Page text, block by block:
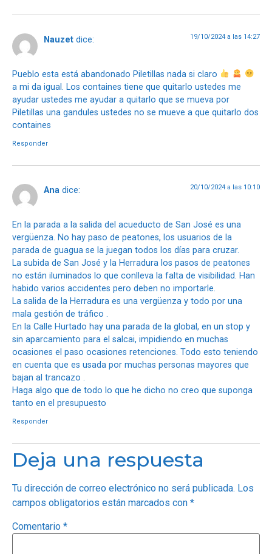
Nauzet dice: 19/10/2024 a las 14:27
Pueblo esta está abandonado Piletillas nada si claro
a mi da igual. Los containes tiene que quitarlo ustedes me
ayudar ustedes me ayudar a quitarlo que se mueva por
Piletillas una gandules ustedes no se mueve a que quitarlo dos
containes
Responder
Ana dice: 20/10/2024 a las 10:10
En la parada a la salida del acueducto de San José es una
vergüenza. No hay paso de peatones, los usuarios de la
parada de guagua se la juegan todos los días para cruzar.
La subida de San José y la Herradura los pasos de peatones
no están iluminados lo que conlleva la falta de visibilidad. Han
habido varios accidentes pero deben no importarle.
La salida de la Herradura es una vergüenza y todo por una
mala gestión de tráfico .
En la Calle Hurtado hay una parada de la global, en un stop y
sin aparcamiento para el salcai, impidiendo en muchas
ocasiones el paso ocasiones retenciones. Todo esto teniendo
en cuenta que es usada por muchas personas mayores que
bajan al trancazo .
Haga algo que de todo lo que he dicho no creo que suponga
tanto en el presupuesto
Responder
Deja una respuesta
Tu dirección de correo electrónico no será publicada. Los
campos obligatorios están marcados con *
Comentario *